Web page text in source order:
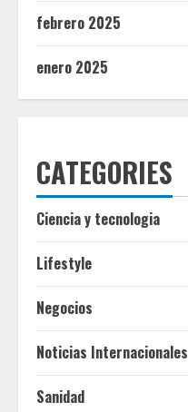
febrero 2025
enero 2025
CATEGORIES
Ciencia y tecnologia
Lifestyle
Negocios
Noticias Internacionales
Sanidad